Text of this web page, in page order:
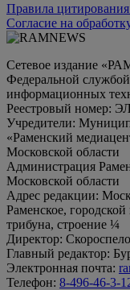
Правила
Согласие на
Сетевое издание
Федеральной
информационных
Реестровый номер:
Учредители:
«Раменский
Московской области
Администрация
Московской области
Адрес редакции:
Раменское,
трибуна, строение ¼
Директор:
Главный редактор:
Электронная почта:
Телефон: 8-496-46-3-